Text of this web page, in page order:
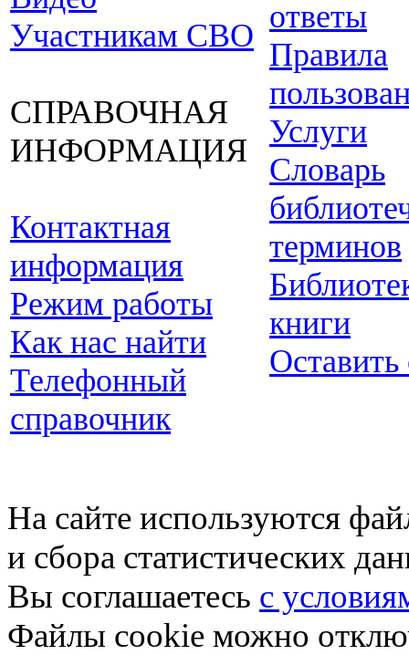
Участникам СВО
СПРАВОЧНАЯ
ИНФОРМАЦИЯ
Контактная
информация
Режим работы
Как нас найти
Телефонный
справочник
ответы
Правила
Услуги
Словарь
терминов
книги
Оставить
На сайте используются
и сбора статистических
Вы соглашаетесь с
Файлы cookie можно